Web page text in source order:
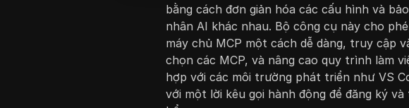
bằng cách đơn giản hóa các cấu hình và
nhân AI khác nhau. Bộ công cụ này cho
máy chủ MCP một cách dễ dàng, truy cập
chọn các MCP, và nâng cao quy trình làm
hợp với các môi trường phát triển như VS
với một lời kêu gọi hành động để đăng ký